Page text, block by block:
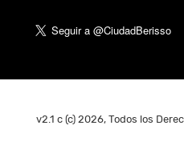
v2.1 c (c) 2026, Todos los